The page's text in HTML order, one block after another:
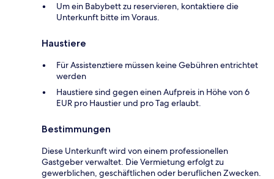
Um ein Babybett zu reservieren, kontaktiere die
Unterkunft bitte im Voraus.
Haustiere
Für Assistenztiere müssen keine Gebühren entrichtet
werden
Haustiere sind gegen einen Aufpreis in Höhe von 6
EUR pro Haustier und pro Tag erlaubt.
Bestimmungen
Diese Unterkunft wird von einem professionellen
Gastgeber verwaltet. Die Vermietung erfolgt zu
gewerblichen, geschäftlichen oder beruflichen Zwecken.